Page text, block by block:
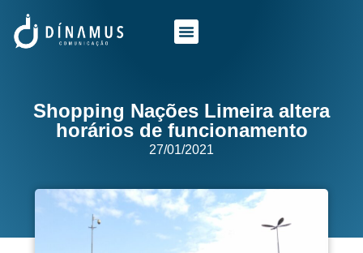
Shopping Nações Limeira altera
horários de funcionamento
27/01/2021